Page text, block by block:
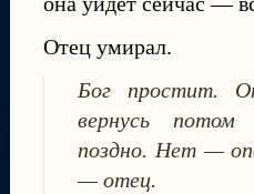
Отец умирал.
Бог простит.
вернусь
поздно. Нет —
— отец.